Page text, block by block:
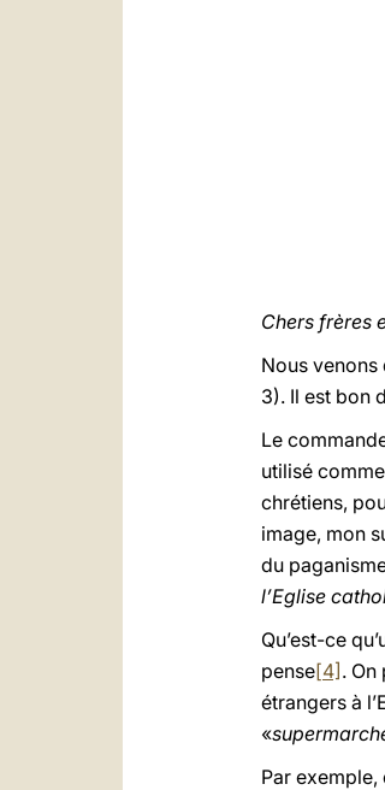
Chers frères
Nous venons
3). Il est bon
Le
utilisé
chrétiens,
image, mon
du
l’Eglise
Qu’est-ce
pense[4] .
étrangers à
«
Par